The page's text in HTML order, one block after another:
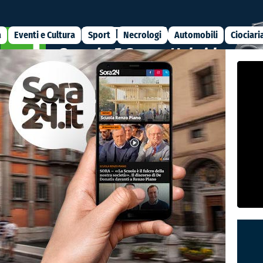
Eventi e Cultura Sport Necrologi Automobili